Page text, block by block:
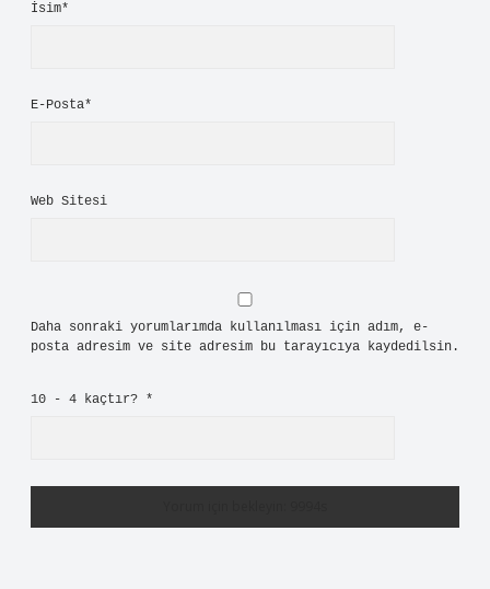
İsim*
E-Posta*
Web Sitesi
Daha sonraki yorumlarımda kullanılması için adım, e-
posta adresim ve site adresim bu tarayıcıya kaydedilsin.
10 - 4 kaçtır? *